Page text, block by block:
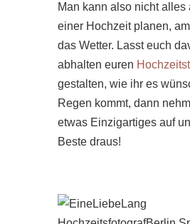
Man kann also nicht alles
einer Hochzeit planen,
das Wetter. Lasst euch
abhalten euren
gestalten, wie ihr es
Regen kommt, dann
etwas Einzigartiges auf
Beste draus!